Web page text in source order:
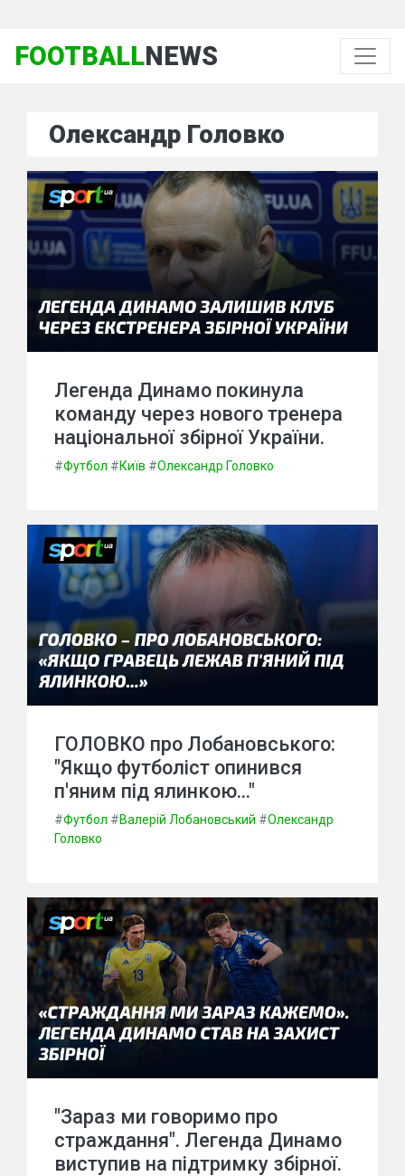
FOOTBALLNEWS
Олександр Головко
Легенда Динамо покинула
команду через нового тренера
національної збірної України.
#Футбол #Київ #Олександр Головко
ГОЛОВКО про Лобановського:
"Якщо футболіст опинився
п'яним під ялинкою..."
#Футбол #Валерій Лобановський #Олександр
Головко
"Зараз ми говоримо про
страждання". Легенда Динамо
виступив на підтримку збірної.